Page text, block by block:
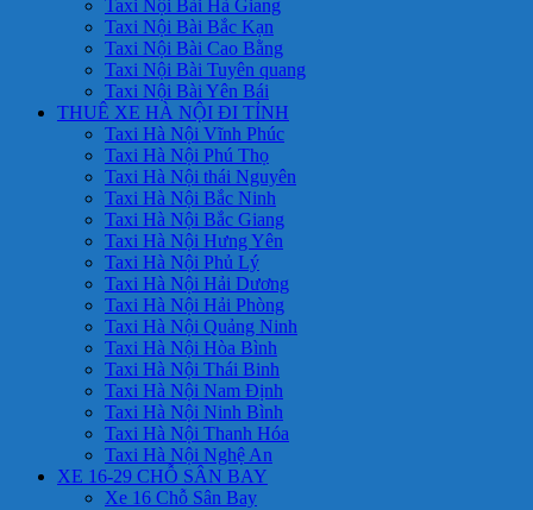
Taxi Nội Bài Hà Giang
Taxi Nội Bài Bắc Kạn
Taxi Nội Bài Cao Bằng
Taxi Nội Bài Tuyên quang
Taxi Nội Bài Yên Bái
THUÊ XE HÀ NỘI ĐI TỈNH
Taxi Hà Nội Vĩnh Phúc
Taxi Hà Nội Phú Thọ
Taxi Hà Nội thái Nguyên
Taxi Hà Nội Bắc Ninh
Taxi Hà Nội Bắc Giang
Taxi Hà Nội Hưng Yên
Taxi Hà Nội Phủ Lý
Taxi Hà Nội Hải Dương
Taxi Hà Nội Hải Phòng
Taxi Hà Nội Quảng Ninh
Taxi Hà Nội Hòa Bình
Taxi Hà Nội Thái Binh
Taxi Hà Nội Nam Định
Taxi Hà Nội Ninh Bình
Taxi Hà Nội Thanh Hóa
Taxi Hà Nội Nghệ An
XE 16-29 CHỖ SÂN BAY
Xe 16 Chỗ Sân Bay